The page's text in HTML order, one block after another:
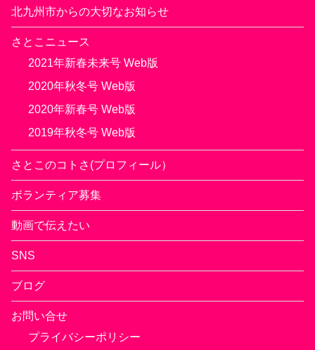
北九州市からの大切なお知らせ
さとこニュース
2021年新春未来号 Web版
2020年秋冬号 Web版
2020年新春号 Web版
2019年秋冬号 Web版
さとこのコトさ(プロフィール）
ボランティア募集
動画で伝えたい
SNS
ブログ
お問い合せ
プライバシーポリシー